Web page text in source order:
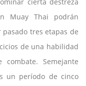
Muay Thai podrán
tres etapas de
de una habilidad
Semejante
un período de cinco